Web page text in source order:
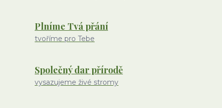
Plníme Tvá přání
tvoříme pro Tebe
Společný dar přírodě
vysazujeme živé stromy